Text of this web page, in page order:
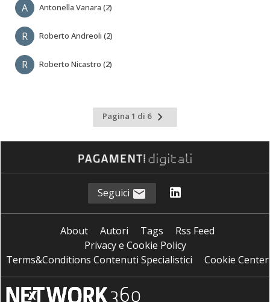
A Antonella Vanara (2)
R Roberto Andreoli (2)
R Roberto Nicastro (2)
Pagina 1 di 6 Pagina
successiva
Seguici
About Autori Tags
Rss Feed
Privacy e Cookie Policy
Terms&Conditions Contenuti Specialistici
Cookie Center